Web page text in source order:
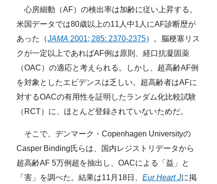
心房細動（AF）の検出率は加齢に従い上昇する。
米国データでは80歳以上の11人中1人にAF診断歴が
あった（JAMA 2001; 285: 2370-2375）。脳梗塞リス
クが一定以上であればAF例は原則、経口抗凝固薬
（OAC）の適応と考えられる。しかし、超高齢AF例
を対象としたエビデンスは乏しい。超高齢者はAFに
対するOACの有用性を証明したランダム化比較試験
（RCT）に、ほとんど登録されていないためだ。
そこで、デンマーク・Copenhagen Universityの
Casper Binding氏らは、国内レジストリデータから
超高齢AF 5万例超を抽出し、OACによる「益」と
「害」を調べた。結果は11月18日、Eur Heart Jに掲